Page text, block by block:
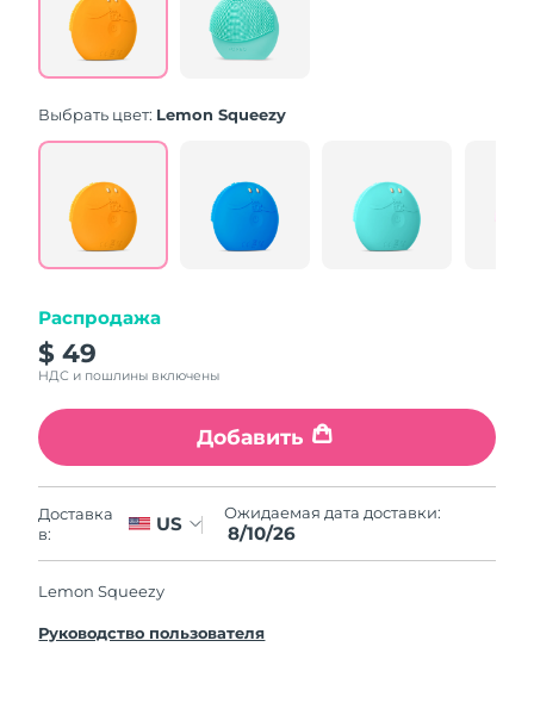
Same
page
link.
Выбрать цвет: Lemon Squeezy
Распродажа
$ 49
НДС и пошлины включены
Добавить
Доставка
в:
US Ожидаемая дата доставки:
8/10/26
Lemon Squeezy
Руководство пользователя